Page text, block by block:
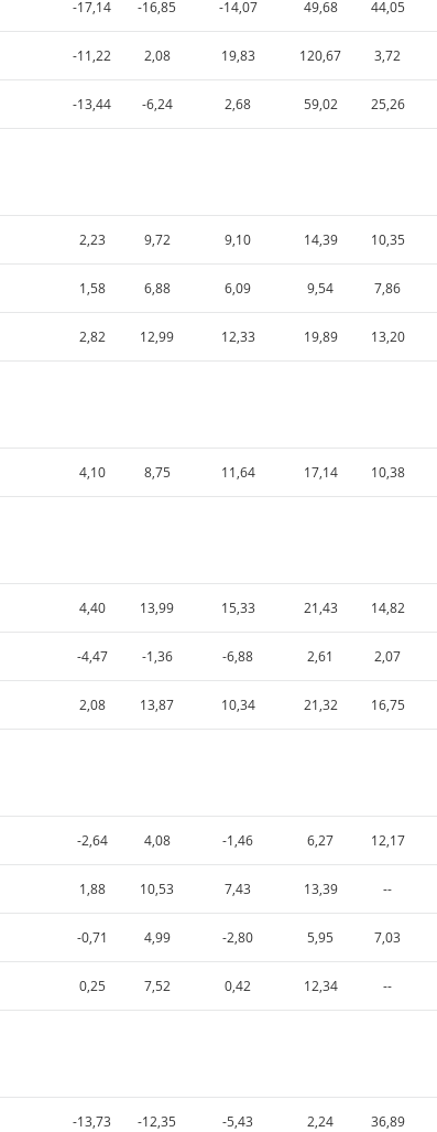
-17,14 -16,85 -14,07 49,68 44,05
-11,22 2,08 19,83 120,67 3,72
-13,44 -6,24 2,68 59,02 25,26
2,23 9,72 9,10 14,39 10,35
1,58 6,88 6,09 9,54 7,86
2,82 12,99 12,33 19,89 13,20
4,10 8,75 11,64 17,14 10,38
4,40 13,99 15,33 21,43 14,82
-4,47 -1,36 -6,88 2,61 2,07
2,08 13,87 10,34 21,32 16,75
-2,64 4,08 -1,46 6,27 12,17
1,88 10,53 7,43 13,39 --
-0,71 4,99 -2,80 5,95 7,03
0,25 7,52 0,42 12,34 --
-13,73 -12,35 -5,43 2,24 36,89